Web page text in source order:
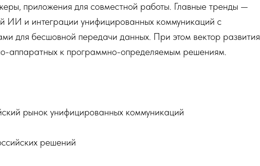
приложения для совместной работы. Главные тренды —
ИИ и интеграции унифицированных коммуникаций с
для бесшовной передачи данных. При этом вектор развития
аппаратных к программно-определяемым решениям.
рынок унифицированных коммуникаций
решений